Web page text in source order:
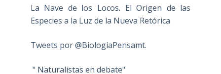
La Nave de los Locos. El Origen de las
Especies a la Luz de la Nueva Retórica
Tweets por @BiologiaPensamt.
" Naturalistas en debate"